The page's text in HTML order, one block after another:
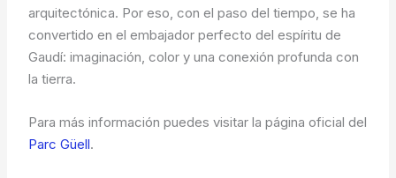
arquitectónica. Por eso, con el paso del tiempo, se ha
convertido en el embajador perfecto del espíritu de
Gaudí: imaginación, color y una conexión profunda con
la tierra.
Para más información puedes visitar la página oficial del
Parc Güell.